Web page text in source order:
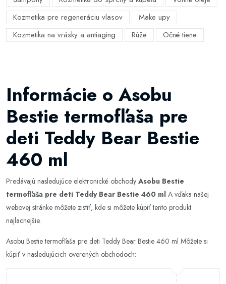
Kozmetika pre regeneráciu vlasov
Make upy
Kozmetika na vrásky a antiaging
Rúže Očné tiene
Informácie o Asobu
Bestie termofľaša pre
deti Teddy Bear Bestie
460 ml
Predávajú nasledujúce elektronické obchody Asobu Bestie
termofľaša pre deti Teddy Bear Bestie 460 ml A vďaka našej
webovej stránke môžete zistiť, kde si môžete kúpiť tento produkt
najlacnejšie.
Asobu Bestie termofľaša pre deti Teddy Bear Bestie 460 ml Môžete si
kúpiť v nasledujúcich overených obchodoch: